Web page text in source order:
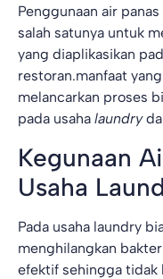
Penggunaan air
salah satunya untuk
yang diaplikasikan
restoran.manfaat
melancarkan proses
pada usaha laundry
Kegunaan
Usaha
Pada usaha laundry
menghilangkan
efektif sehingga tidak